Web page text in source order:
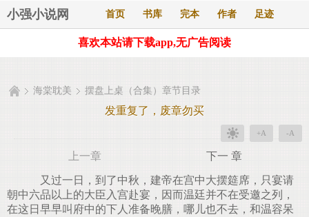
小强小说网 首页 书库 完本 作者 足迹
喜欢本站请下载app,无广告阅读
海棠耽美 摆盘上桌（合集）章节目录
发重复了，废章勿买
+A -A
上一章 下一 章
又过一日，到了中秋，建帝在宫中大摆筵席，只宴请
朝中六品以上的大臣入宫赴宴，因而温廷并不在受邀之列，
在这日早早叫府中的下人准备晚膳，哪儿也不去，和温容呆